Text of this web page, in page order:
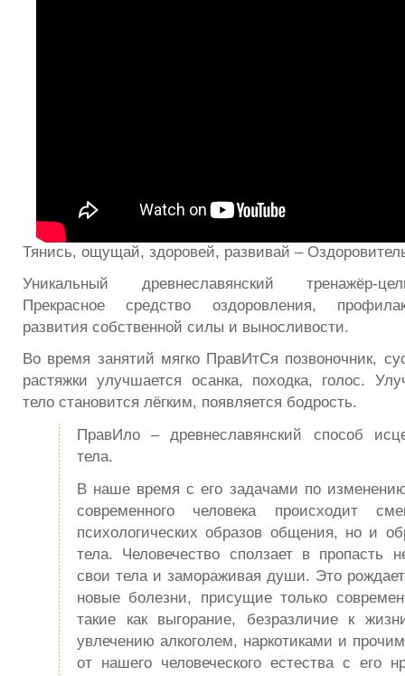
Тянись, ощущай, здоровей, развивай –
Уникальный древнеславянский тренажёр-
Прекрасное средство оздоровления,
развития собственной силы и выносливости.
Во время занятий мягко ПравИтСя позвоночник,
растяжки улучшается осанка, походка, голос.
тело становится лёгким, появляется бодрость.
ПравИло – древнеславянский способ
тела.
В наше время с его задачами по
современного человека происходит
психологических образов общения, но и
тела. Человечество сползает в пропасть
свои тела и замораживая души. Это
новые болезни, присущие только
такие как выгорание, безразличие к
увлечению алкоголем, наркотиками и
от нашего человеческого естества с его